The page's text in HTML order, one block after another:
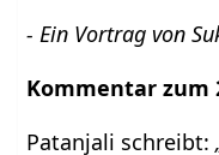
- Ein Vortrag von
Kommentar zum
Patanjali schreibt: